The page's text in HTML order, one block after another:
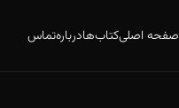
صفحه اصلیکتاب‌هادربارهتماس